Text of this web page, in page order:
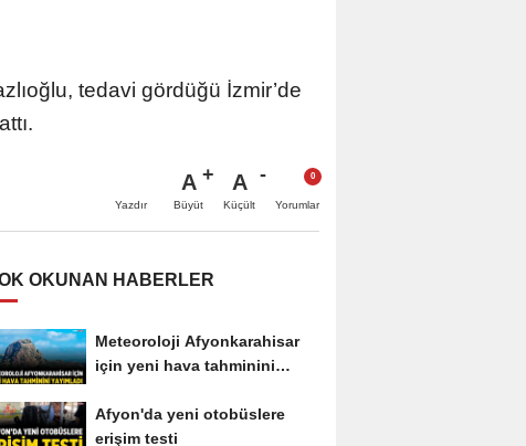
tedavi gördüğü İzmir’de
Yazdır
A
Büyüt
A
Küçült Yorumlar
OKUNAN HABERLER
Meteoroloji Afyonkarahisar
için yeni hava tahminini
Afyon'da yeni otobüslere
erişim testi